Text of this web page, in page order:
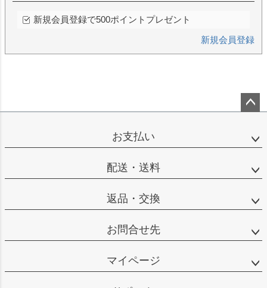
新規会員登録で500ポイントプレゼント
新規会員登録
ップ
お支払い
配送・送料
返品・交換
お問合せ先
マイページ